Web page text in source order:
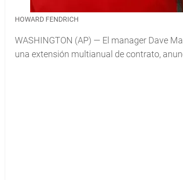
HOWARD FENDRICH
WASHINGTON (AP) — El manager Dave
una extensión multianual de contrato,